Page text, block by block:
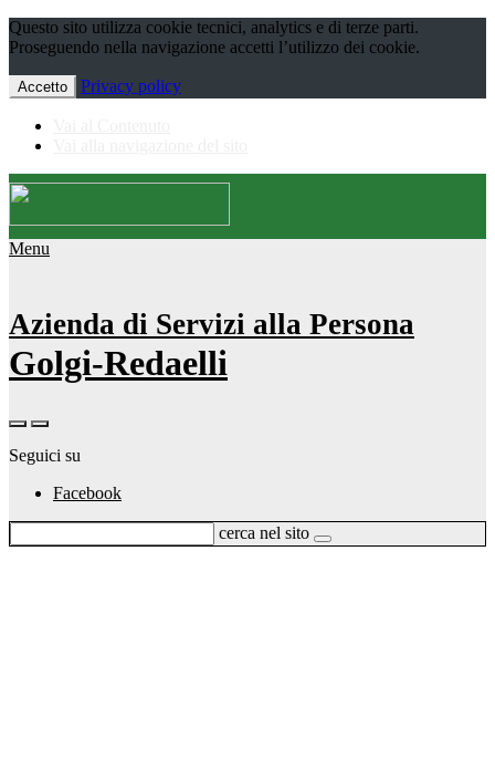
Questo sito utilizza cookie tecnici, analytics e di terze parti.
Proseguendo nella navigazione accetti l’utilizzo dei cookie.
Accetto Privacy policy
Menu
Azienda di Servizi alla Persona
Golgi-Redaelli
Seguici su
Facebook
cerca nel sito